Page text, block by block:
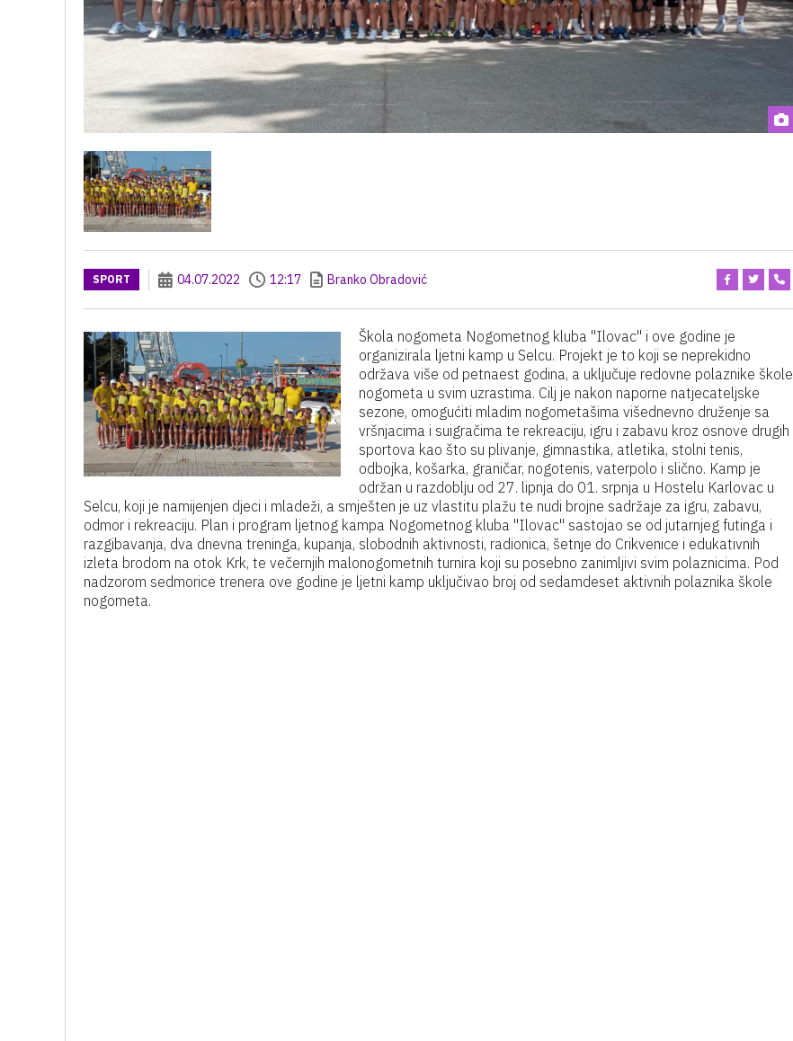
SPORT 04.07.2022 12:17 Branko Obradović
Škola nogometa Nogometnog kluba "Ilovac" i ove godine je
organizirala ljetni kamp u Selcu. Projekt je to koji se neprekidno
održava više od petnaest godina, a uključuje redovne polaznike škole
nogometa u svim uzrastima. Cilj je nakon naporne natjecateljske
sezone, omogućiti mladim nogometašima višednevno druženje sa
vršnjacima i suigračima te rekreaciju, igru i zabavu kroz osnove drugih
sportova kao što su plivanje, gimnastika, atletika, stolni tenis,
odbojka, košarka, graničar, nogotenis, vaterpolo i slično. Kamp je
održan u razdoblju od 27. lipnja do 01. srpnja u Hostelu Karlovac u
Selcu, koji je namijenjen djeci i mladeži, a smješten je uz vlastitu plažu te nudi brojne sadržaje za igru, zabavu,
odmor i rekreaciju. Plan i program ljetnog kampa Nogometnog kluba "Ilovac" sastojao se od jutarnjeg futinga i
razgibavanja, dva dnevna treninga, kupanja, slobodnih aktivnosti, radionica, šetnje do Crikvenice i edukativnih
izleta brodom na otok Krk, te večernjih malonogometnih turnira koji su posebno zanimljivi svim polaznicima. Pod
nadzorom sedmorice trenera ove godine je ljetni kamp uključivao broj od sedamdeset aktivnih polaznika škole
nogometa.